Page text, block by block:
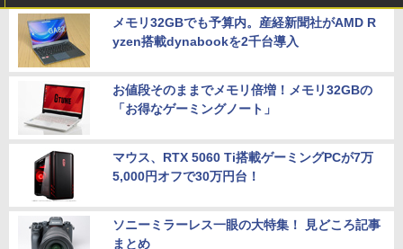
メモリ32GBでも予算内。産経新聞社がAMD R
yzen搭載dynabookを2千台導入
お値段そのままでメモリ倍増！メモリ32GBの
「お得なゲーミングノート」
マウス、RTX 5060 Ti搭載ゲーミングPCが7万
5,000円オフで30万円台！
ソニーミラーレス一眼の大特集！ 見どころ記事
まとめ